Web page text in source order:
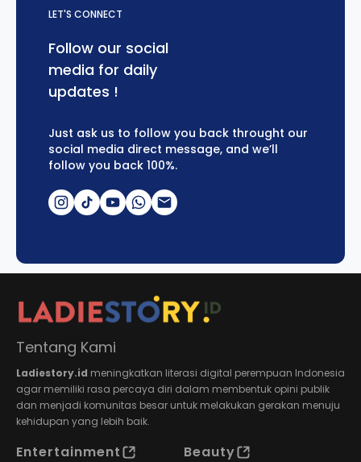
LET'S CONNECT
Follow our social
media for daily
updates !
Just ask us to follow you back throught our
social media direct message, and we’ll
follow you back 100%.
Tentang Kami
Ladiestory.id meningkatkan literasi digital perempuan Indonesia
agar memiliki rasa percaya diri dalam membentuk opini publik
dan menjadi komunitas besar untuk melakukan gerakan menuju
kehidupan yang lebih baik.
Entertainment
Beauty